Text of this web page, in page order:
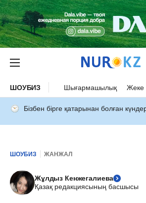
ШОУБИЗ Шығармашылық Жеке
Бізбен бірге қатарынан болған
ШОУБИЗ ЖАНЖАЛ
Жұлдыз Кенжегалиева
Қазақ редакциясының басшысы